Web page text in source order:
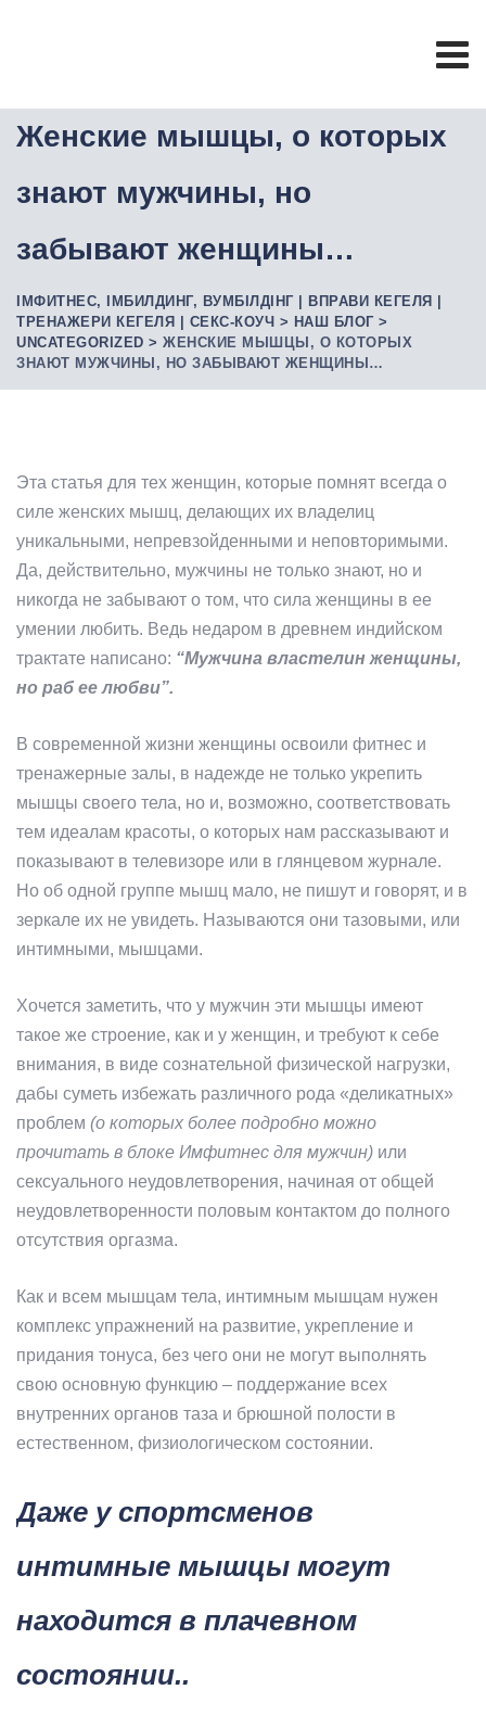
Женские мышцы, о которых
знают мужчины, но
забывают женщины…
ІМФИТНЕС, ІМБИЛДИНГ, ВУМБІЛДІНГ | ВПРАВИ КЕГЕЛЯ |
ТРЕНАЖЕРИ КЕГЕЛЯ | СЕКС-КОУЧ > НАШ БЛОГ >
UNCATEGORIZED > ЖЕНСКИЕ МЫШЦЫ, О КОТОРЫХ
ЗНАЮТ МУЖЧИНЫ, НО ЗАБЫВАЮТ ЖЕНЩИНЫ…
Эта статья для тех женщин, которые помнят всегда о
силе женских мышц, делающих их владелиц
уникальными, непревзойденными и неповторимыми.
Да, действительно, мужчины не только знают, но и
никогда не забывают о том, что сила женщины в ее
умении любить. Ведь недаром в древнем индийском
трактате написано: “Мужчина властелин женщины,
но раб ее любви”.
В современной жизни женщины освоили фитнес и
тренажерные залы, в надежде не только укрепить
мышцы своего тела, но и, возможно, соответствовать
тем идеалам красоты, о которых нам рассказывают и
показывают в телевизоре или в глянцевом журнале.
Но об одной группе мышц мало, не пишут и говорят, и в
зеркале их не увидеть. Называются они тазовыми, или
интимными, мышцами.
Хочется заметить, что у мужчин эти мышцы имеют
такое же строение, как и у женщин, и требуют к себе
внимания, в виде сознательной физической нагрузки,
дабы суметь избежать различного рода «деликатных»
проблем (о которых более подробно можно
прочитать в блоке Имфитнес для мужчин) или
сексуального неудовлетворения, начиная от общей
неудовлетворенности половым контактом до полного
отсутствия оргазма.
Как и всем мышцам тела, интимным мышцам нужен
комплекс упражнений на развитие, укрепление и
придания тонуса, без чего они не могут выполнять
свою основную функцию – поддержание всех
внутренних органов таза и брюшной полости в
естественном, физиологическом состоянии.
Даже у спортсменов
интимные мышцы могут
находится в плачевном
состоянии..